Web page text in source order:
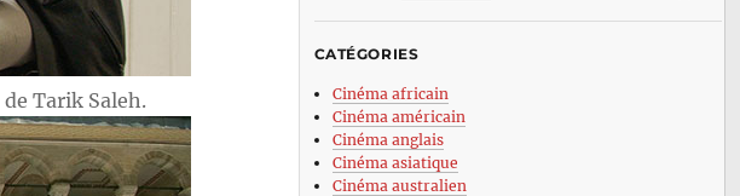
de Tarik Saleh.
CATÉGORIES
Cinéma africain
Cinéma américain
Cinéma anglais
Cinéma asiatique
Cinéma australien